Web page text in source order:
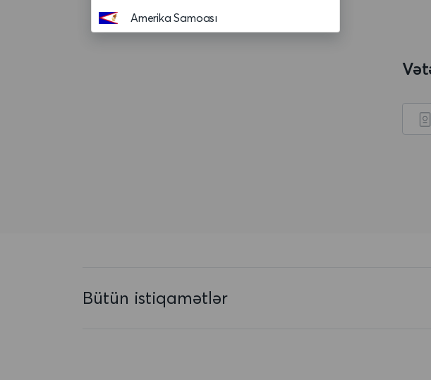
Amerika Samoası
Avstriya
Bütün istiqamətlər